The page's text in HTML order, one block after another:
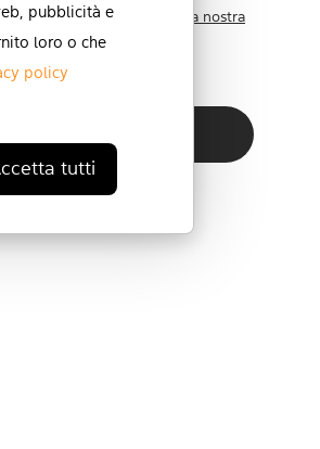
pubblicità e
loro o che
policy
tutti
della privacy,
leggi la nostra